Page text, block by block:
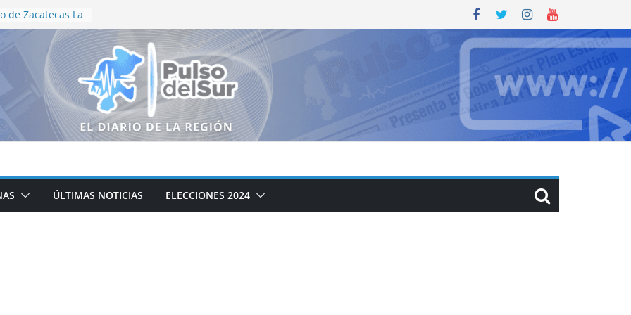
de Zacatecas La
recorren el
en
en vida
Aguascalientes
en
zacatecano
de la cocina
DIF
ÚLTIMAS NOTICIAS ELECCIONES 2024